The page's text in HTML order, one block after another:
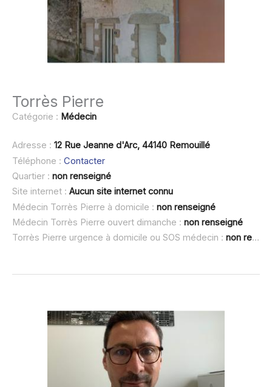
Torrès Pierre
Catégorie : Médecin
Adresse : 12 Rue Jeanne d'Arc, 44140 Remouillé
Téléphone : Contacter
Quartier : non renseigné
Site internet : Aucun site internet connu
Médecin Torrès Pierre à domicile : non renseigné
Médecin Torrès Pierre ouvert dimanche : non renseigné
Torrès Pierre urgence à domicile ou SOS médecin : non renseigné